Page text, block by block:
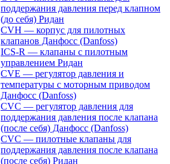
поддержания давления перед клапном
(до себя) Ридан
CVH — корпус для пилотных
клапанов Данфосс (Danfoss)
ICS-R — клапаны с пилотным
управлением Ридан
CVE — регулятор давления и
температуры с моторным приводом
Данфосс (Danfoss)
CVС — регулятор давления для
поддержания давления после клапана
(после себя) Данфосс (Danfoss)
CVС — пилотные клапаны для
поддержания давления после клапана
(после себя) Ридан